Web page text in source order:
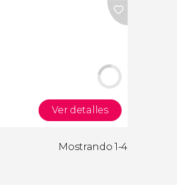
Ver detalles
Mostrando 1-4